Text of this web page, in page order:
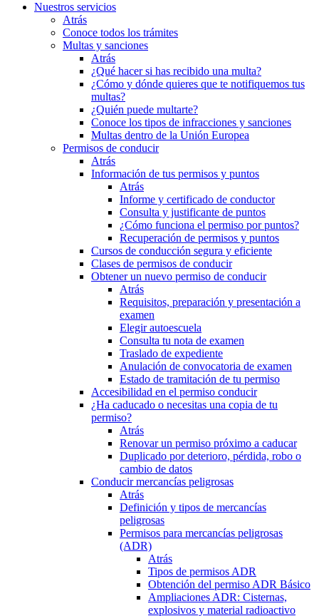
Nuestros servicios
Atrás
Conoce todos los trámites
Multas y sanciones
Atrás
¿Qué hacer si has recibido una multa?
¿Cómo y dónde quieres que te notifiquemos tus
multas?
¿Quién puede multarte?
Conoce los tipos de infracciones y sanciones
Multas dentro de la Unión Europea
Permisos de conducir
Atrás
Información de tus permisos y puntos
Atrás
Informe y certificado de conductor
Consulta y justificante de puntos
¿Cómo funciona el permiso por puntos?
Recuperación de permisos y puntos
Cursos de conducción segura y eficiente
Clases de permisos de conducir
Obtener un nuevo permiso de conducir
Atrás
Requisitos, preparación y presentación a
examen
Elegir autoescuela
Consulta tu nota de examen
Traslado de expediente
Anulación de convocatoria de examen
Estado de tramitación de tu permiso
Accesibilidad en el permiso conducir
¿Ha caducado o necesitas una copia de tu
permiso?
Atrás
Renovar un permiso próximo a caducar
Duplicado por deterioro, pérdida, robo o
cambio de datos
Conducir mercancías peligrosas
Atrás
Definición y tipos de mercancías
peligrosas
Permisos para mercancías peligrosas
(ADR)
Atrás
Tipos de permisos ADR
Obtención del permiso ADR Básico
Ampliaciones ADR: Cisternas,
explosivos y material radioactivo